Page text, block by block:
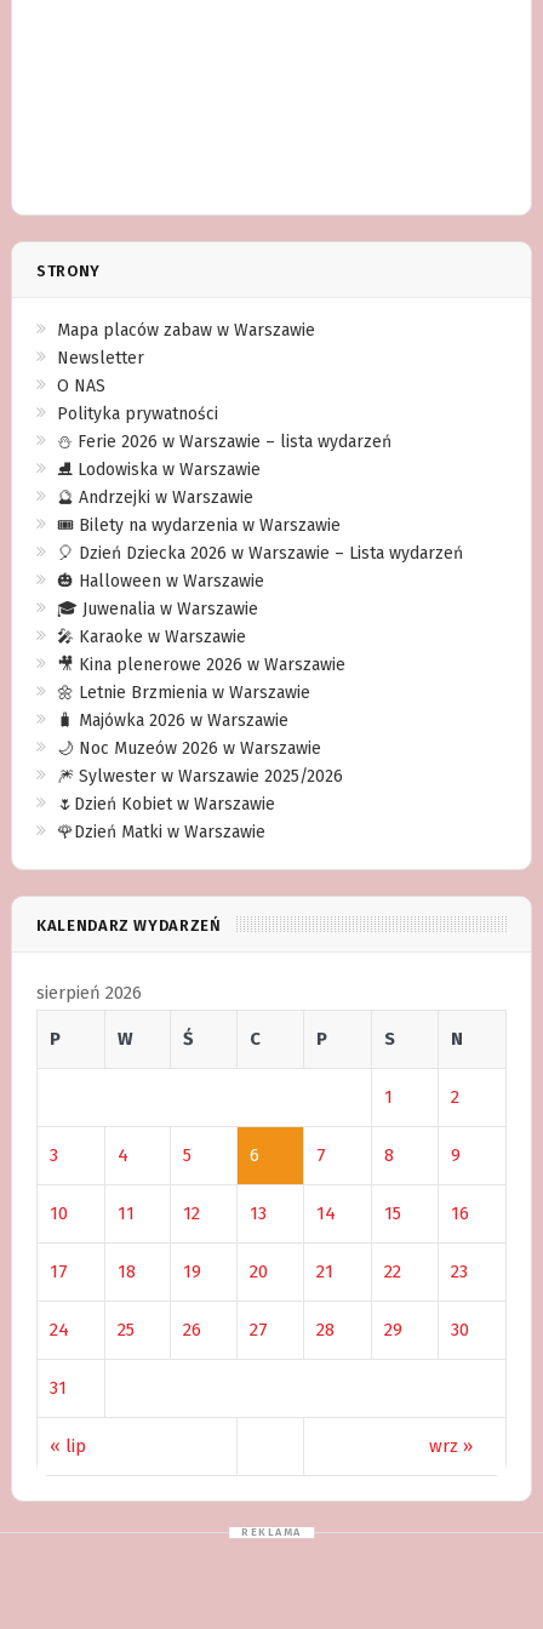
STRONY
Mapa placów zabaw w Warszawie
Newsletter
O NAS
Polityka prywatności
⛄️ Ferie 2026 w Warszawie – lista wydarzeń
⛸ Lodowiska w Warszawie
🔮 Andrzejki w Warszawie
🎟️ Bilety na wydarzenia w Warszawie
🎈 Dzień Dziecka 2026 w Warszawie – Lista wydarzeń
🎃 Halloween w Warszawie
🎓 Juwenalia w Warszawie
🎤 Karaoke w Warszawie
🎥 Kina plenerowe 2026 w Warszawie
🌼 Letnie Brzmienia w Warszawie
🧳 Majówka 2026 w Warszawie
🌙 Noc Muzeów 2026 w Warszawie
🎆 Sylwester w Warszawie 2025/2026
🌷Dzień Kobiet w Warszawie
🌹Dzień Matki w Warszawie
KALENDARZ WYDARZEŃ
sierpień 2026
P W Ś C P S N
« lip wrz »
1 2
3 4 5 6 7 8 9
10 11 12 13 14 15 16
17 18 19 20 21 22 23
24 25 26 27 28 29 30
31